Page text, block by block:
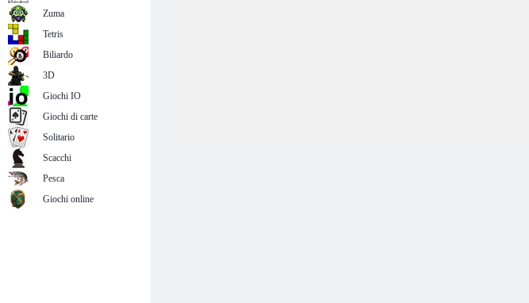
Zuma
Tetris
Biliardo
3D
Giochi IO
Giochi di carte
Solitario
Scacchi
Pesca
Giochi online